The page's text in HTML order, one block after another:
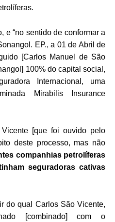
e “no sentido de conformar a
EP., a 01 de Abril de
[Carlos Manuel de São
100% do capital social,
Internacional, uma
Mirabilis Insurance
[que foi ouvido pelo
deste processo, mas não
companhias petrolíferas
seguradoras cativas
do qual Carlos São Vicente,
[combinado] com o